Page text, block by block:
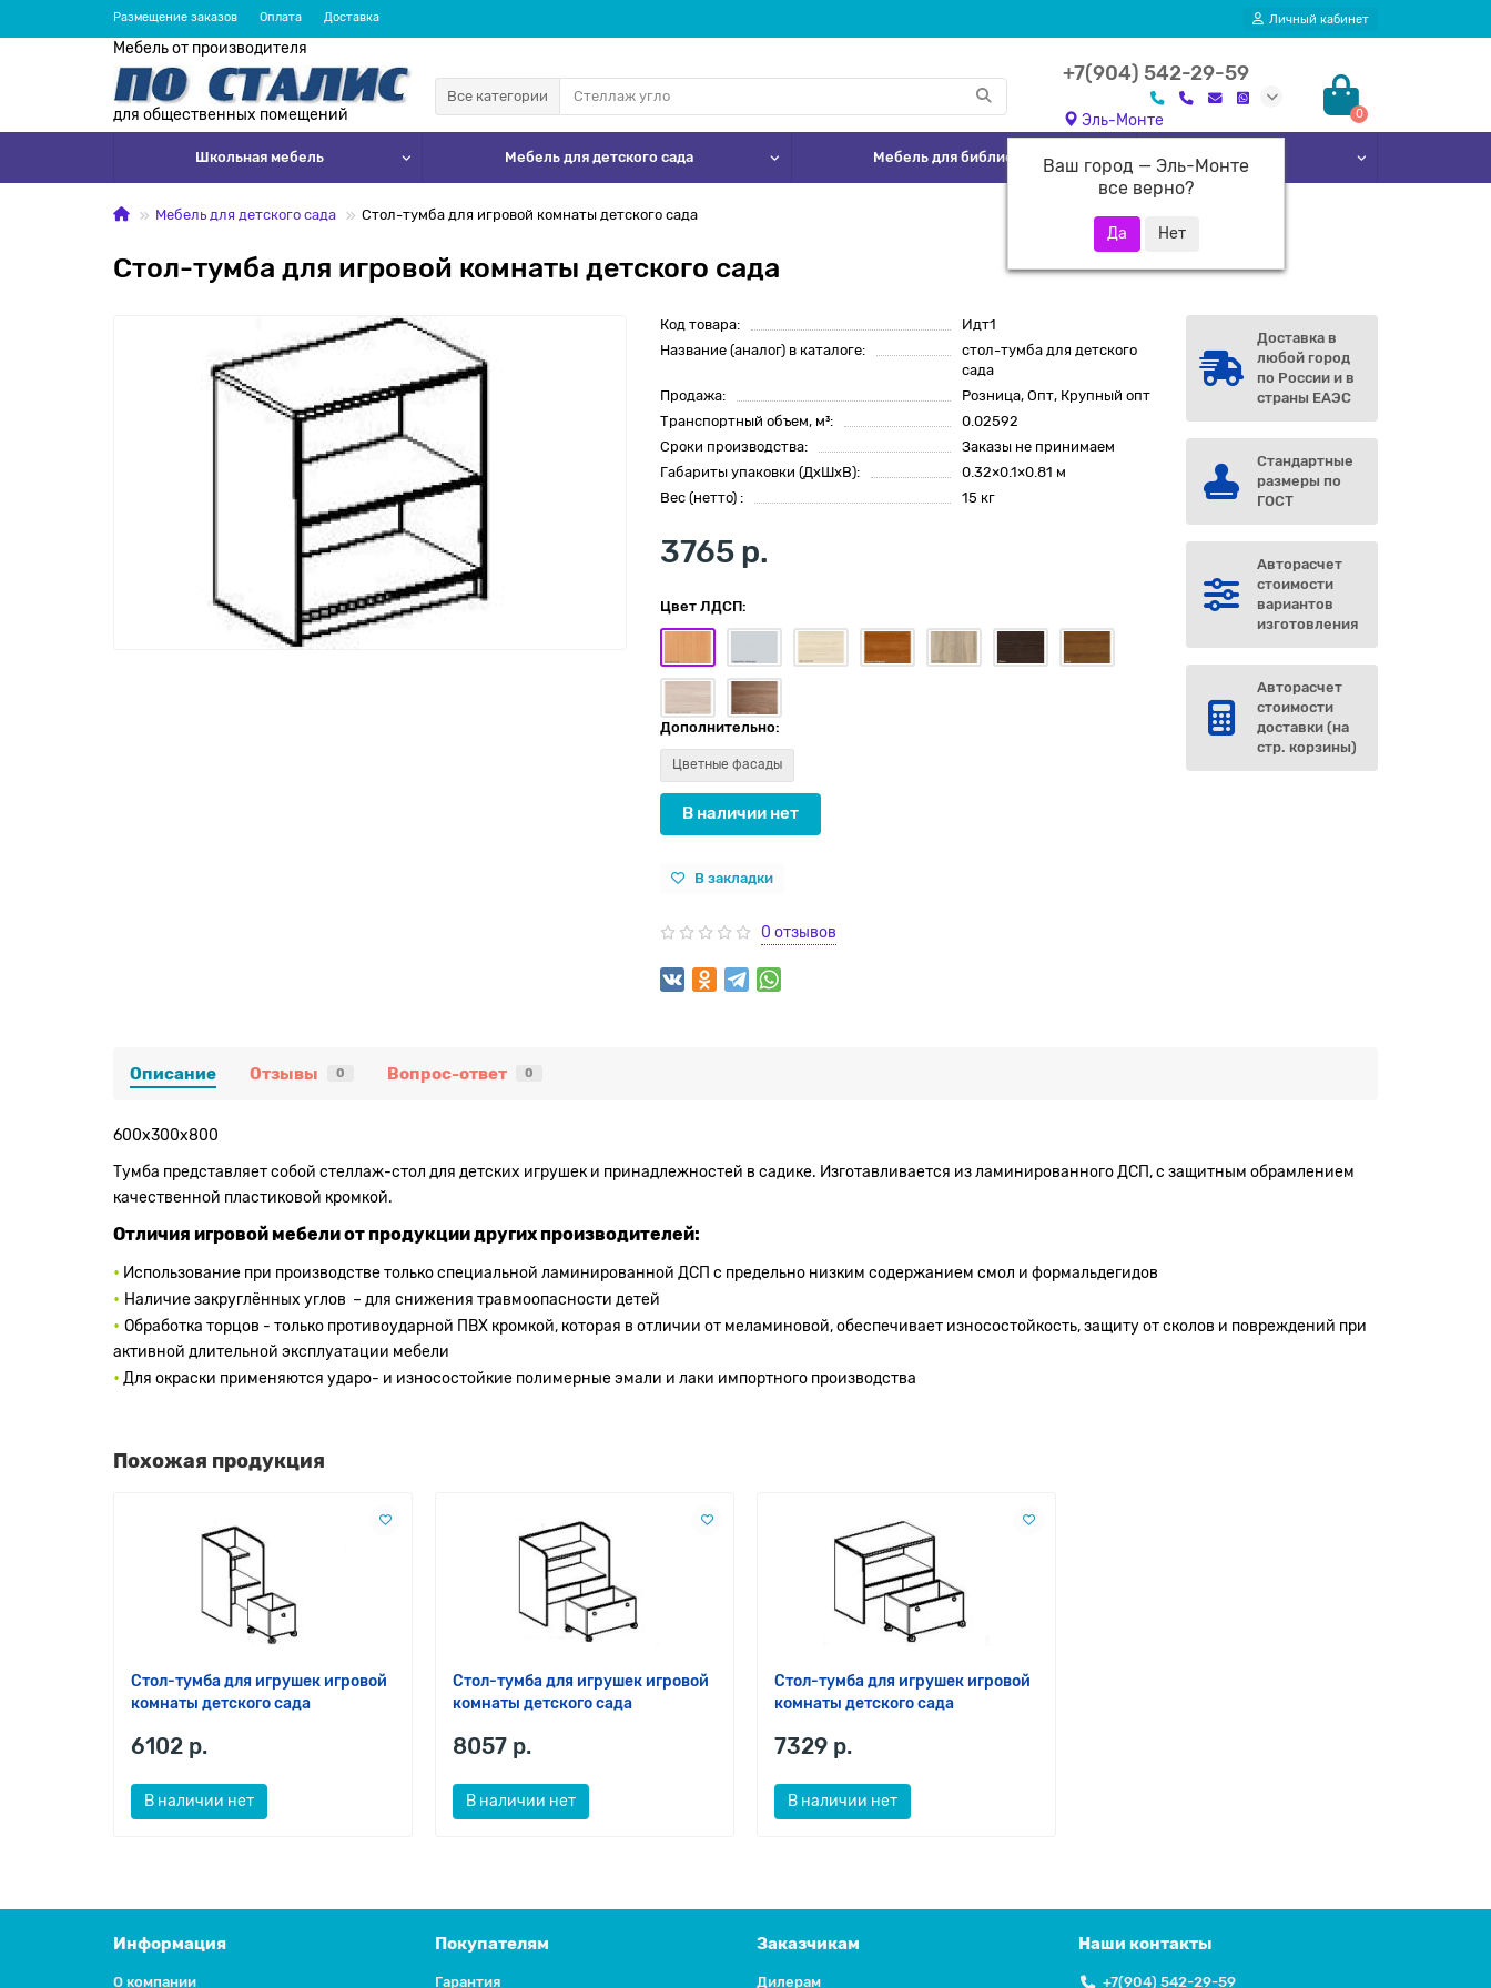
Размещение заказов Оплата Доставка Личный кабинет
Мебель от производителя
для общественных помещений
Все категории
+7(904) 542-29-59
Эль-Монте
Ваш город — Эль-Монте
все верно?
0
Школьная мебель Мебель для детского сада Мебель для библиотек
Мебель для детского сада Стол-тумба для игровой комнаты детского сада
Стол-тумба для игровой комнаты детского сада
Код товара:
Идт1
Название (аналог) в каталоге:
стол-тумба для детского
сада
Продажа:
Розница, Опт, Крупный опт
Транспортный объем, м³:
0.02592
Сроки производства:
Заказы не принимаем
Габариты упаковки (ДхШхВ):
0.32×0.1×0.81 м
Вес (нетто) :
15 кг
3765 р.
Цвет ЛДСП:
Дополнительно:
Цветные фасады
В наличии нет
В закладки
0 отзывов
Доставка в
любой город
по России и в
страны ЕАЭС
Стандартные
размеры по
ГОСТ
Авторасчет
стоимости
вариантов
изготовления
Авторасчет
стоимости
доставки (на
стр. корзины)
Описание Отзывы 0 Вопрос-ответ 0
600х300х800
Тумба представляет собой стеллаж-стол для детских игрушек и принадлежностей в садике. Изготавливается из ламинированного ДСП, с защитным обрамлением
качественной пластиковой кромкой.
Отличия игровой мебели от продукции других производителей:
• Использование при производстве только специальной ламинированной ДСП с предельно низким содержанием смол и формальдегидов
• Наличие закруглённых углов – для снижения травмоопасности детей
• Обработка торцов - только противоударной ПВХ кромкой, которая в отличии от меламиновой, обеспечивает износостойкость, защиту от сколов и повреждений при
активной длительной эксплуатации мебели
• Для окраски применяются ударо- и износостойкие полимерные эмали и лаки импортного производства
Похожая продукция
Стол-тумба для игрушек игровой
комнаты детского сада
6102 р.
В наличии нет
Стол-тумба для игрушек игровой
комнаты детского сада
8057 р.
В наличии нет
Стол-тумба для игрушек игровой
комнаты детского сада
7329 р.
В наличии нет
Информация
О компании
Покупателям
Гарантия
Заказчикам
Дилерам
Наши контакты
+7(904) 542-29-59